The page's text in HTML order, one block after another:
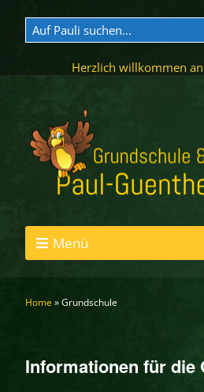
Herzlich willkommen
Menü
Home»Grundschule
Informationen für die